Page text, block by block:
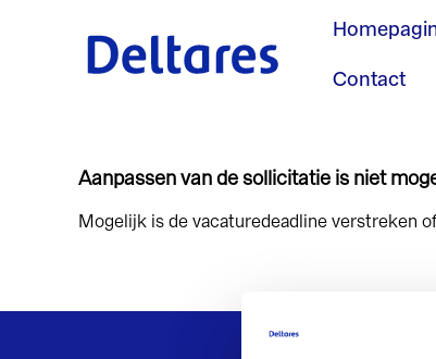
Contact
Aanpassen van de sollicitatie is niet
Mogelijk is de vacaturedeadline verstreken